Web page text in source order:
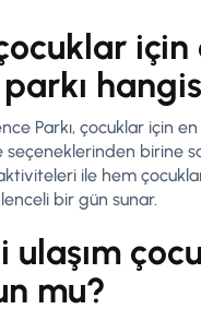
için
Parkı, çocuklar için
seçeneklerinden birine
ile hem
bir gün sunar.
ulaşım
mu?